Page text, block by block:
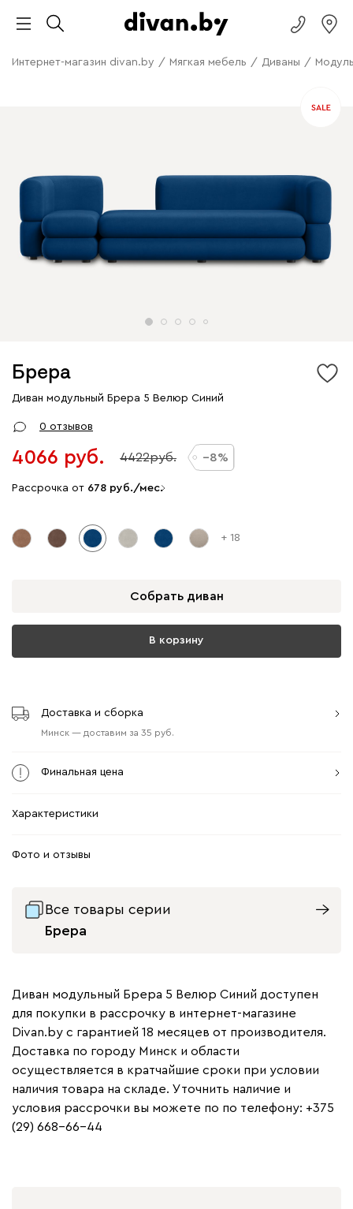
Интернет-магазин divan.by / Мягкая мебель / Диваны /
Брера
Диван модульный Брера 5 Велюр Синий
0 отзывов
4066 4422 8
Рассрочка от 678 /мес.
+ 18
Собрать диван
В корзину
Доставка и сборка
Минск — доставим за 35
Финальная цена
Характеристики
Фото и отзывы
Все товары серии
Брера
Диван модульный Брера 5 Велюр Синий доступен
для покупки в рассрочку в интернет-магазине
Divan.by с гарантией 18 месяцев от производителя.
Доставка по городу Минск и области
осуществляется в кратчайшие сроки при условии
наличия товара на складе. Уточнить наличие и
условия рассрочки вы можете по по телефону: +375
(29) 668-66-44